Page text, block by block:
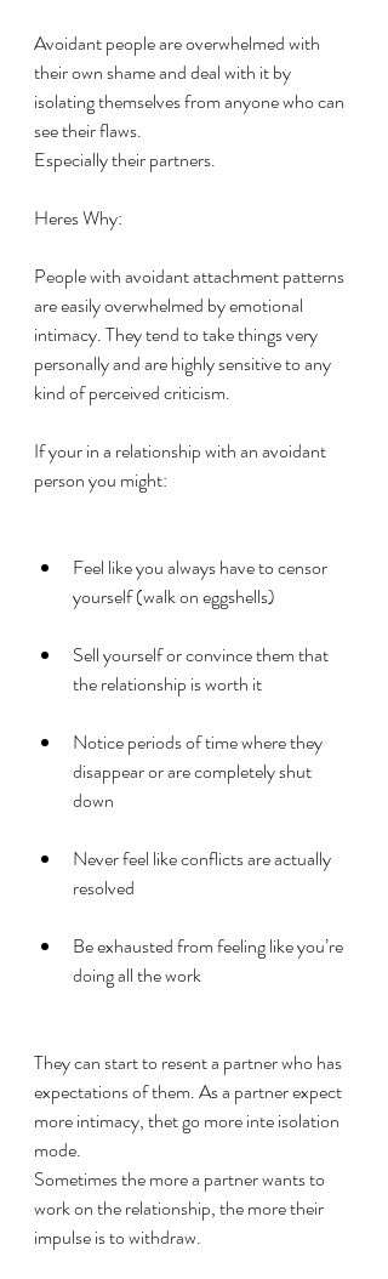
Avoidant people are overwhelmed with
their own shame and deal with it by
isolating themselves from anyone who can
see their flaws.
Especially their partners.
Heres Why:
People with avoidant attachment patterns
are easily overwhelmed by emotional
intimacy. They tend to take things very
personally and are highly sensitive to any
kind of perceived criticism.
If your in a relationship with an avoidant
person you might:
Feel like you always have to censor
yourself (walk on eggshells)
Sell yourself or convince them that
the relationship is worth it
Notice periods of time where they
disappear or are completely shut
down
Never feel like conflicts are actually
resolved
Be exhausted from feeling like you’re
doing all the work
They can start to resent a partner who has
expectations of them. As a partner expect
more intimacy, thet go more inte isolation
mode.
Sometimes the more a partner wants to
work on the relationship, the more their
impulse is to withdraw.